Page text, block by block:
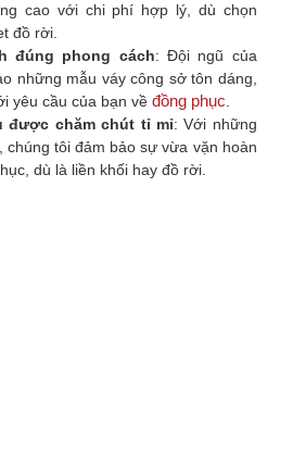
cao với chi phí hợp lý, dù chọn
đồ rời.
đúng phong cách: Đội ngũ của
những mẫu váy công sở tôn dáng,
yêu cầu của bạn về đồng phục.
được chăm chút tỉ mỉ: Với những
chúng tôi đảm bảo sự vừa vặn hoàn
dù là liền khối hay đồ rời.